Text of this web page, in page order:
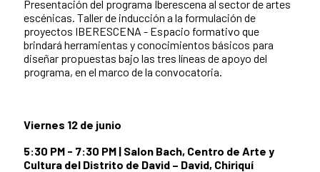
Presentación del programa Iberescena al sector de artes
escénicas. Taller de inducción a la formulación de
proyectos IBERESCENA - Espacio formativo que
brindará herramientas y conocimientos básicos para
diseñar propuestas bajo las tres líneas de apoyo del
programa, en el marco de la convocatoria.
Viernes 12 de junio
5:30 PM - 7:30 PM | Salon Bach, Centro de Arte y
Cultura del Distrito de David – David, Chiriquí